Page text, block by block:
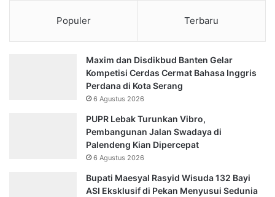
Populer Terbaru
Maxim dan Disdikbud Banten Gelar
Kompetisi Cerdas Cermat Bahasa Inggris
Perdana di Kota Serang
6 Agustus 2026
PUPR Lebak Turunkan Vibro,
Pembangunan Jalan Swadaya di
Palendeng Kian Dipercepat
6 Agustus 2026
Bupati Maesyal Rasyid Wisuda 132 Bayi
ASI Eksklusif di Pekan Menyusui Sedunia